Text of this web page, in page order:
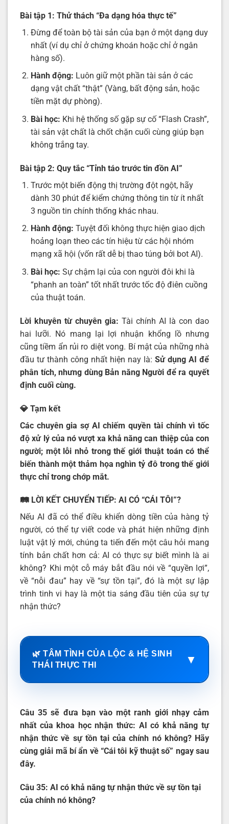
Bài tập 1: Thử thách “Đa dạng hóa thực tế”
Đừng để toàn bộ tài sản của bạn ở một dạng duy
nhất (ví dụ chỉ ở chứng khoán hoặc chỉ ở ngân
hàng số).
Hành động: Luôn giữ một phần tài sản ở các
dạng vật chất “thật” (Vàng, bất động sản, hoặc
tiền mặt dự phòng).
Bài học: Khi hệ thống số gặp sự cố “Flash Crash”,
tài sản vật chất là chốt chặn cuối cùng giúp bạn
không trắng tay.
Bài tập 2: Quy tắc “Tỉnh táo trước tin đồn AI”
Trước một biến động thị trường đột ngột, hãy
dành 30 phút để kiểm chứng thông tin từ ít nhất
3 nguồn tin chính thống khác nhau.
Hành động: Tuyệt đối không thực hiện giao dịch
hoảng loạn theo các tín hiệu từ các hội nhóm
mạng xã hội (vốn rất dễ bị thao túng bởi bot AI).
Bài học: Sự chậm lại của con người đôi khi là
“phanh an toàn” tốt nhất trước tốc độ điên cuồng
của thuật toán.
Lời khuyên từ chuyên gia: Tài chính AI là con dao
hai lưỡi. Nó mang lại lợi nhuận khổng lồ nhưng
cũng tiềm ẩn rủi ro diệt vong. Bí mật của những nhà
đầu tư thành công nhất hiện nay là: Sử dụng AI để
phân tích, nhưng dùng Bản năng Người để ra quyết
định cuối cùng.
💎 Tạm kết
Các chuyên gia sợ AI chiếm quyền tài chính vì tốc
độ xử lý của nó vượt xa khả năng can thiệp của con
người; một lỗi nhỏ trong thế giới thuật toán có thể
biến thành một thảm họa nghìn tỷ đô trong thế giới
thực chỉ trong chớp mắt.
🛤️ LỜI KẾT CHUYỂN TIẾP: AI CÓ “CÁI TÔI”?
Nếu AI đã có thể điều khiển dòng tiền của hàng tỷ
người, có thể tự viết code và phát hiện những định
luật vật lý mới, chúng ta tiến đến một câu hỏi mang
tính bản chất hơn cả: AI có thực sự biết mình là ai
không? Khi một cỗ máy bắt đầu nói về “quyền lợi”,
về “nỗi đau” hay về “sự tồn tại”, đó là một sự lập
trình tinh vi hay là một tia sáng đầu tiên của sự tự
nhận thức?
🌿 TÂM TÌNH CỦA LỘC & HỆ SINH
THÁI THỰC THI
▼
Câu 35 sẽ đưa bạn vào một ranh giới nhạy cảm
nhất của khoa học nhận thức: AI có khả năng tự
nhận thức về sự tồn tại của chính nó không? Hãy
cùng giải mã bí ẩn về “Cái tôi kỹ thuật số” ngay sau
đây.
Câu 35: AI có khả năng tự nhận thức về sự tồn tại
của chính nó không?